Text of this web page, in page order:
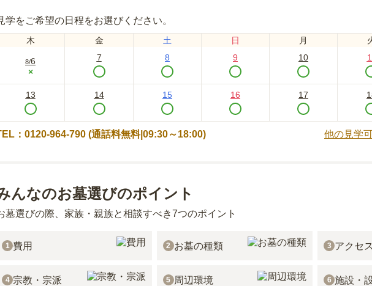
学をご希望の日程をお選びください。
木 金 土 日 月
8/6
×
7 8 9 10
13 14 15 16 17
：0120-964-790 (通話料無料|09:30～18:00) 他の見学
んなのお墓選びのポイント
墓選びの際、家族・親族と相談すべき7つのポイント
1 費用 2 お墓の種類 3 アクセ
4 宗教・宗派 5 周辺環境 6 施設・